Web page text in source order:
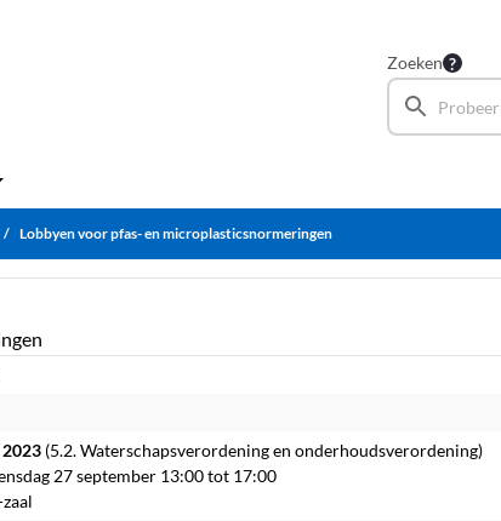
Zoeken
Lobbyen voor pfas- en microplasticsnormeringen
(5.2. Waterschapsverordening en onderhoudsverordening)
27 september 13:00 tot 17:00